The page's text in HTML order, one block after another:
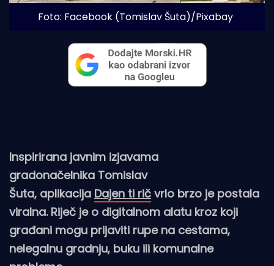
Foto: Facebook (Tomislav Šuta)/Pixabay
Inspirirana javnim izjavama
gradonačelnika Tomislav
Šuta, aplikacija Dajen ti rič vrlo brzo je postala
viralna. Riječ je o digitalnom alatu kroz koji
građani mogu prijaviti rupe na cestama,
nelegalnu gradnju, buku ili komunalne